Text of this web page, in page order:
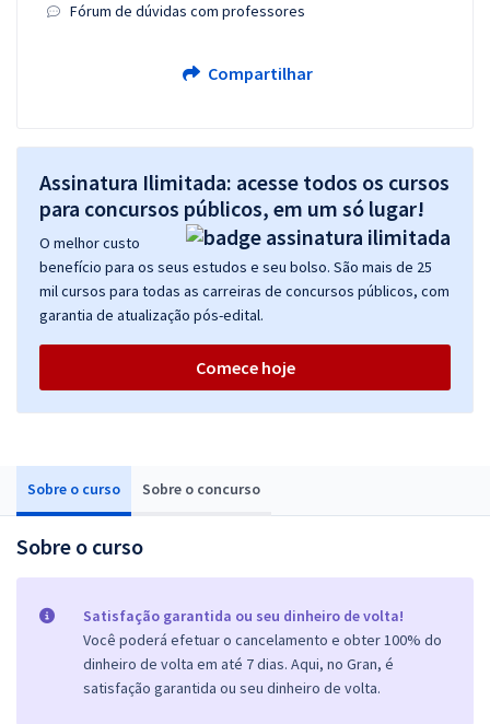
Sobre o curso Sobre o concurso
Sobre o curso
Satisfação garantida ou seu dinheiro de volta!
Você poderá efetuar o cancelamento e obter 100% do
dinheiro de volta em até 7 dias. Aqui, no Gran, é
satisfação garantida ou seu dinheiro de volta.
Fórum de dúvidas com professores
Compartilhar
Assinatura Ilimitada: acesse todos os cursos
para concursos públicos, em um só lugar!
O melhor custo
benefício para os seus estudos e seu bolso. São mais de 25
mil cursos para todas as carreiras de concursos públicos, com
garantia de atualização pós-edital.
Comece hoje